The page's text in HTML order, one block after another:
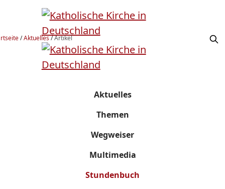
/Aktuelles/Artikel
Aktuelles
Themen
Wegweiser
Multimedia
Stundenbuch